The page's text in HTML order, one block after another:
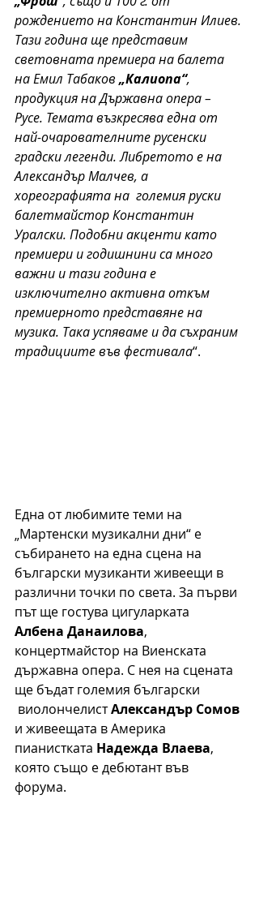
рождението на Константин Илиев.
Тази година ще представим
световната премиера на балета
на Емил Табаков „Калиопа“,
продукция на Държавна опера –
Русе. Темата възкресява една от
най-очарователните русенски
градски легенди. Либретото е на
Александър Малчев, а
хореографията на  големия руски
балетмайстор Константин
Уралски. Подобни акценти като
премиери и годишнини са много
важни и тази година е
изключително активна откъм
премиерното представяне на
музика. Така успяваме и да съхраним
традициите във фестивала“.
Една от любимите теми на
„Мартенски музикални дни“ е
събирането на една сцена на
български музиканти живеещи в
различни точки по света. За първи
път ще гостува цигуларката
Албена Данаилова,
концертмайстор на Виенската
държавна опера. С нея на сцената
ще бъдат големия български
виолончелист Александър Сомов
и живеещата в Америка
пианистката Надежда Влаева,
която също е дебютант във
форума.